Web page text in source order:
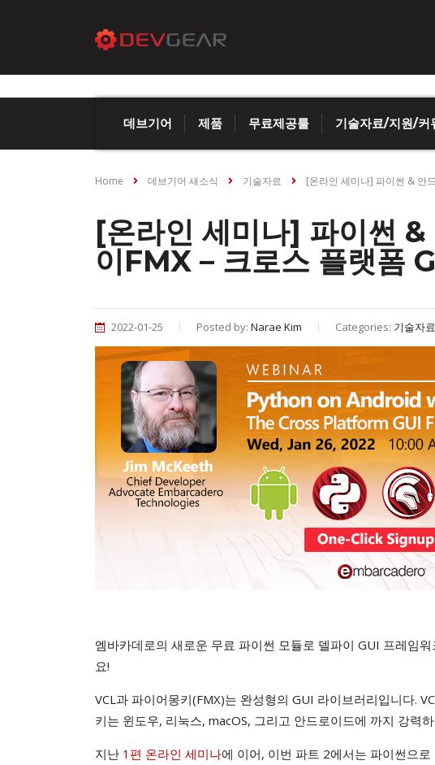
데브기어 제품 무료제공툴 기술자료/지원/커
Home 데브기어 새소식 기술자료 [온라인 세미나] 파이썬 & 안
[온라인 세미나] 파이썬
이FMX – 크로스 플랫폼
2022-01-25 Posted by: Narae Kim Categories: 기술자
엠바카데로의 새로운 무료 파이썬 모듈로 델파이 GUI 프레임
요!
VCL과 파이어몽키(FMX)는 완성형의 GUI 라이브러리입니다.
키는 윈도우, 리눅스, macOS, 그리고 안드로이드에 까지 강력
지난 1편 온라인 세미나에 이어, 이번 파트 2에서는 파이썬으